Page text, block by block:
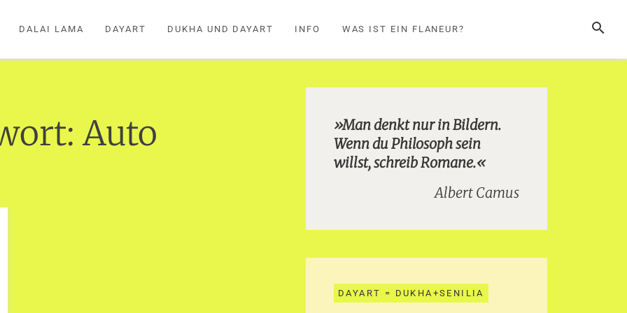
SUCHE
DALAI LAMA DAYART DUKHA UND DAYART INFO WAS IST EIN FLANEUR?
Auto
»Man denkt nur in Bildern.
Wenn du Philosoph sein
willst, schreib Romane.«
Albert Camus
DAYART = DUKHA+SENILIA